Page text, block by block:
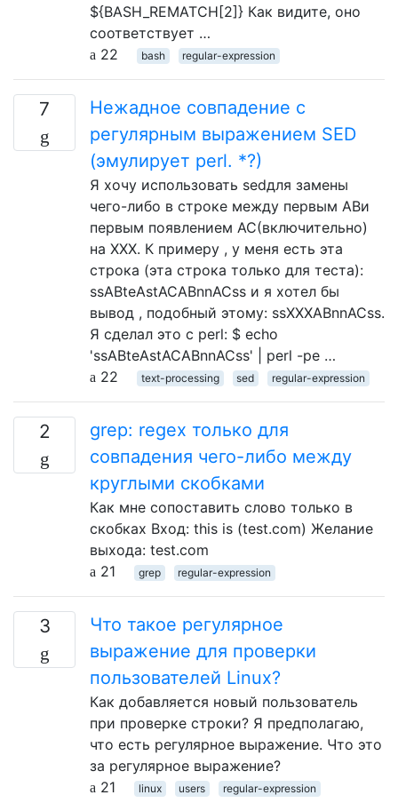
${BASH_REMATCH[2]} Как видите, оно
соответствует …
22
bash regular-expression
7
Нежадное совпадение с
регулярным выражением SED
(эмулирует perl. *?)
Я хочу использовать sedдля замены
чего-либо в строке между первым ABи
первым появлением AC(включительно)
на XXX. К примеру , у меня есть эта
строка (эта строка только для теста):
ssABteAstACABnnACss и я хотел бы
вывод , подобный этому: ssXXXABnnACss.
Я сделал это с perl: $ echo
'ssABteAstACABnnACss' | perl -pe …
22
text-processing sed regular-expression
2
grep: regex только для
совпадения чего-либо между
круглыми скобками
Как мне сопоставить слово только в
скобках Вход: this is (test.com) Желание
выхода: test.com
21
grep regular-expression
3
Что такое регулярное
выражение для проверки
пользователей Linux?
Как добавляется новый пользователь
при проверке строки? Я предполагаю,
что есть регулярное выражение. Что это
за регулярное выражение?
21
linux users regular-expression